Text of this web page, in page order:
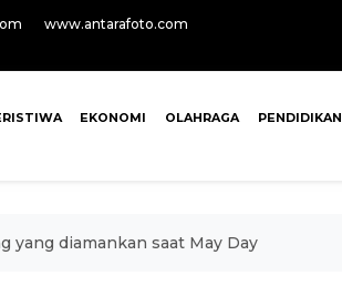
www.antarafoto.com
EKONOMI OLAHRAGA PENDIDIKAN
yang diamankan saat May Day